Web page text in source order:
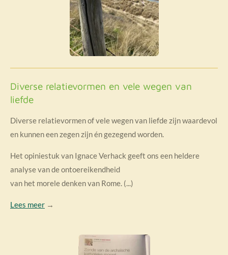
Diverse relatievormen en vele wegen van
liefde
Diverse relatievormen of vele wegen van liefde zijn waardevol
en kunnen een zegen zijn én gezegend worden.
Het opiniestuk van Ignace Verhack geeft ons een heldere
analyse van de ontoereikendheid
van het morele denken van Rome. (...)
Lees meer →